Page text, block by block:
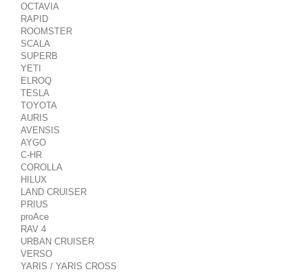
OCTAVIA
RAPID
ROOMSTER
SCALA
SUPERB
YETI
ELROQ
TESLA
TOYOTA
AURIS
AVENSIS
AYGO
C-HR
COROLLA
HILUX
LAND CRUISER
PRIUS
proAce
RAV 4
URBAN CRUISER
VERSO
YARIS / YARIS CROSS